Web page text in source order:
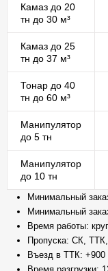
Камаз до 20
тн до 30 м³
Камаз до 25
тн до 37 м³
Тонар до 40
тн до 60 м³
Манипулятор
до 5 тн
Манипулятор
до 10 тн
Минимальный
Минимальный
Время работы:
Пропуска: СК,
Въезд в ТТК: +900
Время разгрузки: